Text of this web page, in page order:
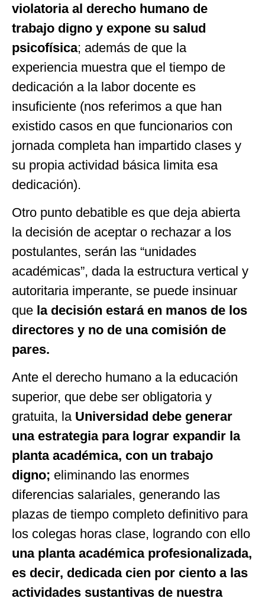
violatoria al derecho humano de
trabajo digno y expone su salud
psicofísica; además de que la
experiencia muestra que el tiempo de
dedicación a la labor docente es
insuficiente (nos referimos a que han
existido casos en que funcionarios con
jornada completa han impartido clases y
su propia actividad básica limita esa
dedicación).
Otro punto debatible es que deja abierta
la decisión de aceptar o rechazar a los
postulantes, serán las “unidades
académicas”, dada la estructura vertical y
autoritaria imperante, se puede insinuar
que la decisión estará en manos de los
directores y no de una comisión de
pares.
Ante el derecho humano a la educación
superior, que debe ser obligatoria y
gratuita, la Universidad debe generar
una estrategia para lograr expandir la
planta académica, con un trabajo
digno; eliminando las enormes
diferencias salariales, generando las
plazas de tiempo completo definitivo para
los colegas horas clase, logrando con ello
una planta académica profesionalizada,
es decir, dedicada cien por ciento a las
actividades sustantivas de nuestra